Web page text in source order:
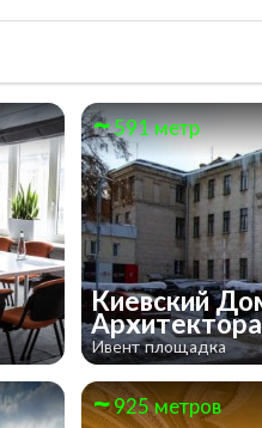
591 метр
Киевский
Ивент площадка
925 метров